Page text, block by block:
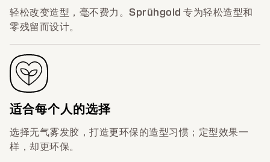
轻松改变造型，毫不费力。Sprühgold 专为轻松造型和
零残留而设计。
适合每个人的选择
选择无气雾发胶，打造更环保的造型习惯；定型效果一
样，却更环保。